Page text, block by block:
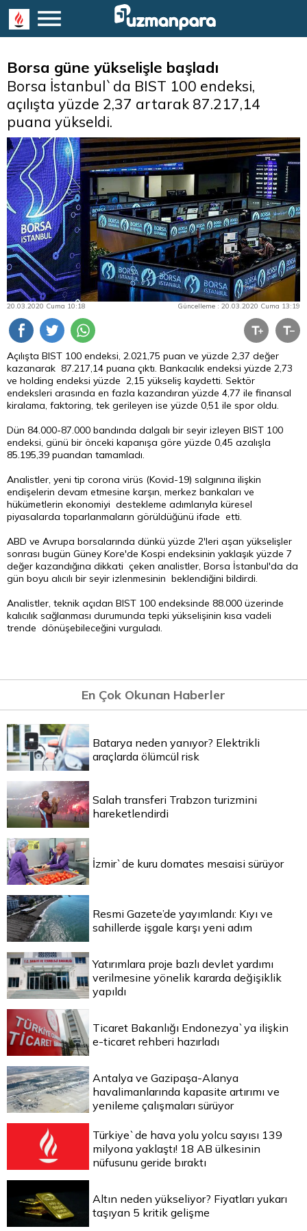
Borsa güne yükselişle başladı
Borsa İstanbul`da BIST 100 endeksi,
açılışta yüzde 2,37 artarak 87.217,14
puana yükseldi.
20.03.2020 Cuma 10:18 Güncelleme : 20.03.2020 Cuma 13:19
Açılışta BIST 100 endeksi, 2.021,75 puan ve yüzde 2,37 değer
kazanarak 87.217,14 puana çıktı. Bankacılık endeksi yüzde 2,73
ve holding endeksi yüzde 2,15 yükseliş kaydetti. Sektör
endeksleri arasında en fazla kazandıran yüzde 4,77 ile finansal
kiralama, faktoring, tek gerileyen ise yüzde 0,51 ile spor oldu.
Dün 84.000-87.000 bandında dalgalı bir seyir izleyen BIST 100
endeksi, günü bir önceki kapanışa göre yüzde 0,45 azalışla
85.195,39 puandan tamamladı.
Analistler, yeni tip corona virüs (Kovid-19) salgınına ilişkin
endişelerin devam etmesine karşın, merkez bankaları ve
hükümetlerin ekonomiyi destekleme adımlarıyla küresel
piyasalarda toparlanmaların görüldüğünü ifade etti.
ABD ve Avrupa borsalarında dünkü yüzde 2'leri aşan yükselişler
sonrası bugün Güney Kore'de Kospi endeksinin yaklaşık yüzde 7
değer kazandığına dikkati çeken analistler, Borsa İstanbul'da da
gün boyu alıcılı bir seyir izlenmesinin beklendiğini bildirdi.
Analistler, teknik açıdan BIST 100 endeksinde 88.000 üzerinde
kalıcılık sağlanması durumunda tepki yükselişinin kısa vadeli
trende dönüşebileceğini vurguladı.
En Çok Okunan Haberler
Batarya neden yanıyor? Elektrikli
araçlarda ölümcül risk
Salah transferi Trabzon turizmini
hareketlendirdi
İzmir`de kuru domates mesaisi sürüyor
Resmi Gazete’de yayımlandı: Kıyı ve
sahillerde işgale karşı yeni adım
Yatırımlara proje bazlı devlet yardımı
verilmesine yönelik kararda değişiklik
yapıldı
Ticaret Bakanlığı Endonezya`ya ilişkin
e-ticaret rehberi hazırladı
Antalya ve Gazipaşa-Alanya
havalimanlarında kapasite artırımı ve
yenileme çalışmaları sürüyor
Türkiye`de hava yolu yolcu sayısı 139
milyona yaklaştı! 18 AB ülkesinin
nüfusunu geride bıraktı
Altın neden yükseliyor? Fiyatları yukarı
taşıyan 5 kritik gelişme